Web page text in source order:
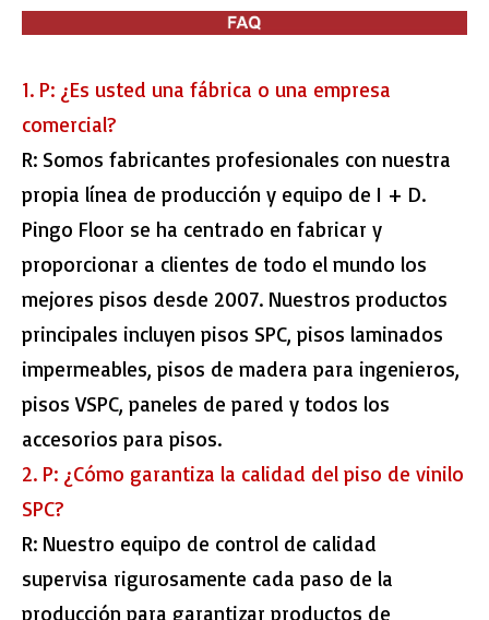
1. P: ¿Es usted una fábrica o una empresa
comercial?
R: Somos fabricantes profesionales con nuestra
propia línea de producción y equipo de I + D.
Pingo Floor se ha centrado en fabricar y
proporcionar a clientes de todo el mundo los
mejores pisos desde 2007. Nuestros productos
principales incluyen pisos SPC, pisos laminados
impermeables, pisos de madera para ingenieros,
pisos VSPC, paneles de pared y todos los
accesorios para pisos.
2. P: ¿Cómo garantiza la calidad del piso de vinilo
SPC?
R: Nuestro equipo de control de calidad
supervisa rigurosamente cada paso de la
producción para garantizar productos de